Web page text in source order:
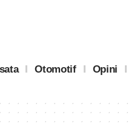
Otomotif Opini